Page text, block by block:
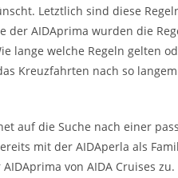
Letztlich sind diese
der AIDAprima wurden die
lange welche Regeln gelten
Kreuzfahrten nach so
auf die Suche nach einer
mit der AIDAperla als
von AIDA Cruises